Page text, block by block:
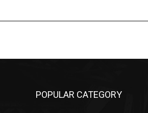
POPULAR CATEGORY